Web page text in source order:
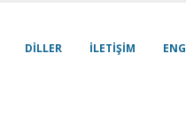
DILLER İLETIŞIM ENG